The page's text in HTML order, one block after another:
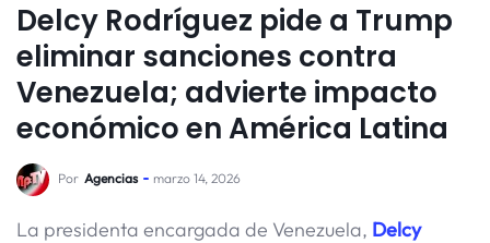
Delcy Rodríguez pide a Trump
eliminar sanciones contra
Venezuela; advierte impacto
económico en América Latina
Por Agencias marzo 14, 2026
La presidenta encargada de Venezuela, Delcy